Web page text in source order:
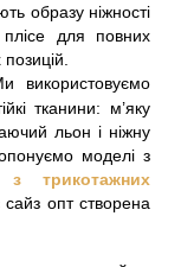
образу ніжності
для повних
використовуємо
тканини: м’яку
льон і ніжну
моделі з
з трикотажних
опт створена